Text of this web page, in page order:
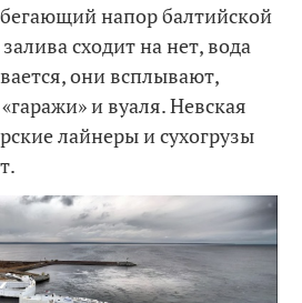
напор балтийской
сходит на нет, вода
они всплывают,
и вуаля. Невская
лайнеры и сухогрузы